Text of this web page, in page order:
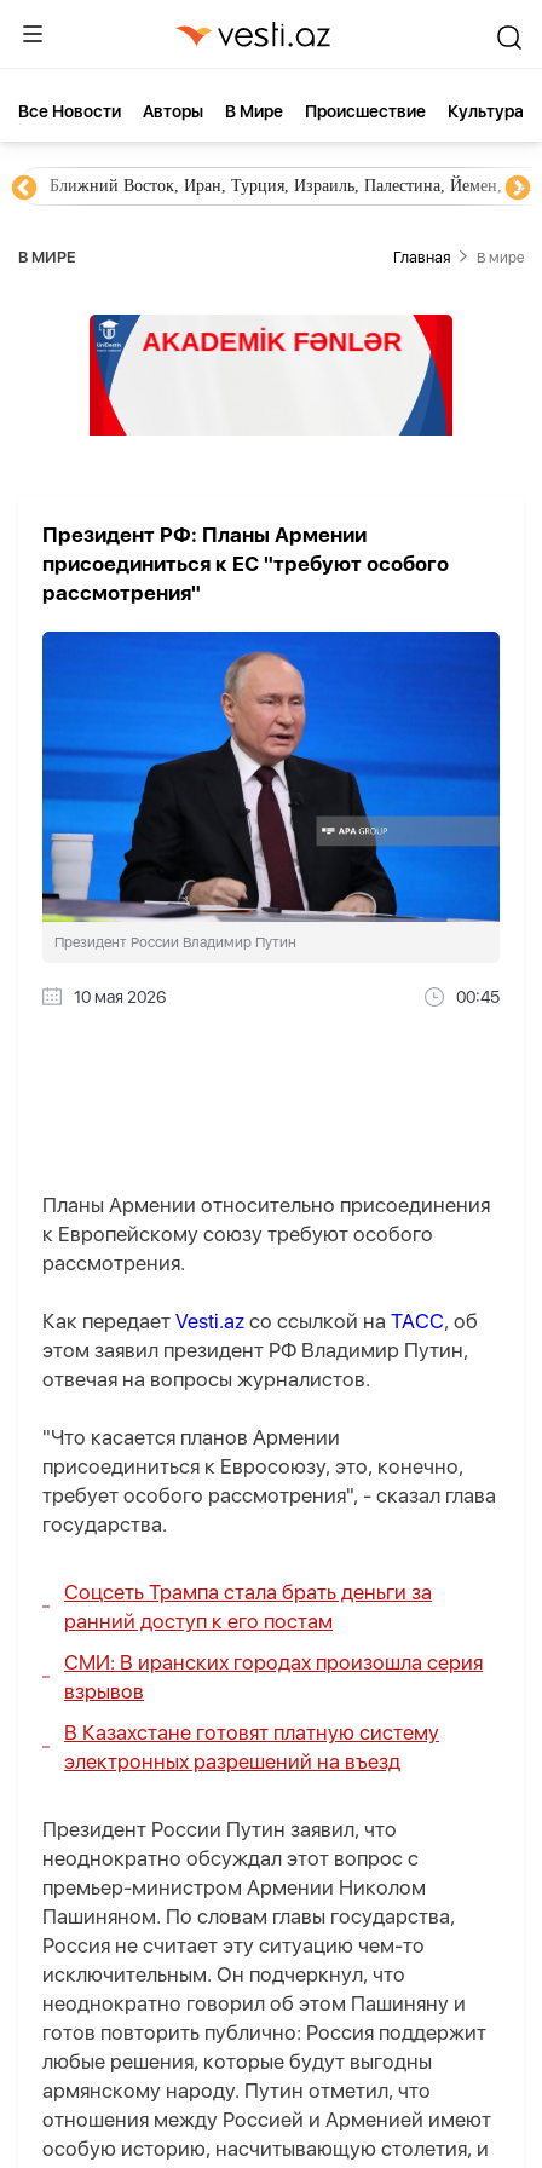
Все Новости Aвторы В Мире Происшествие Культура
Ближний Восток, Иран, Турция, Израиль, Палестина, Йемен,
В МИРЕ Главная В мире
Президент РФ: Планы Армении
присоединиться к ЕС "требуют особого
рассмотрения"
Президент России Владимир Путин
10 мая 2026 00:45
Планы Армении относительно присоединения
к Европейскому союзу требуют особого
рассмотрения.
Как передает Vesti.az со ссылкой на ТАСС, об
этом заявил президент РФ Владимир Путин,
отвечая на вопросы журналистов.
"Что касается планов Армении
присоединиться к Евросоюзу, это, конечно,
требует особого рассмотрения", - сказал глава
государства.
Соцсеть Трампа стала брать деньги за
ранний доступ к его постам
СМИ: В иранских городах произошла серия
взрывов
В Казахстане готовят платную систему
электронных разрешений на въезд
Президент России Путин заявил, что
неоднократно обсуждал этот вопрос с
премьер-министром Армении Николом
Пашиняном. По словам главы государства,
Россия не считает эту ситуацию чем-то
исключительным. Он подчеркнул, что
неоднократно говорил об этом Пашиняну и
готов повторить публично: Россия поддержит
любые решения, которые будут выгодны
армянскому народу. Путин отметил, что
отношения между Россией и Арменией имеют
особую историю, насчитывающую столетия, и